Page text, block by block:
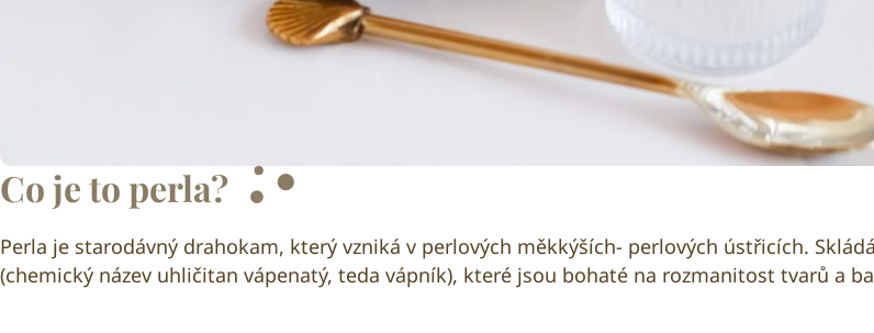
Co je to perla?
Perla je starodávný drahokam, který vzniká v perlových měkkýších- perlových ústřicích.
(chemický název uhličitan vápenatý, teda vápník), které jsou bohaté na rozmanitost tvarů a